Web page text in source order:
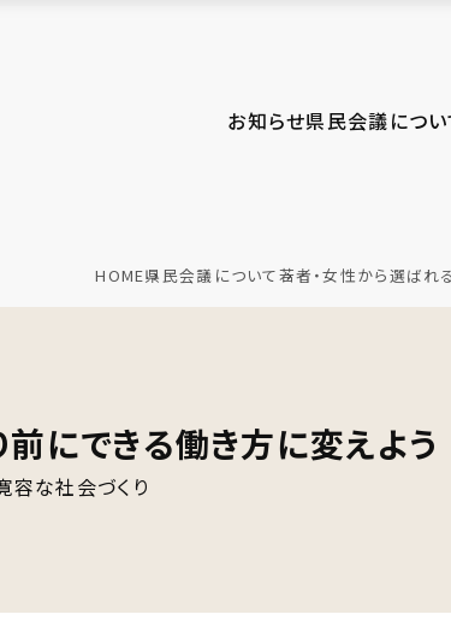
お知らせ県民会議につい
HOME県民会議について若者・女性から選ばれ
にできる働き方に変えよう
容な社会づくり